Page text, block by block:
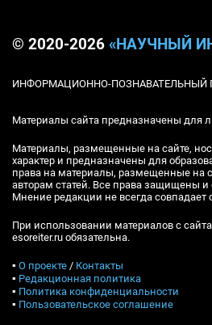
© 2020-2026 «НАУЧНЫЙ
ИНФОРМАЦИОННО-ПОЗНАВАТЕЛЬНЫЙ
Материалы сайта предназначены для
Материалы, размещенные на сайте,
характер и предназначены для
права на материалы, размещенные на
авторам статей. Все права защищены
Мнение редакции не всегда совпадает
При использовании материалов с
esoreiter.ru обязательна.
▪ О проекте / Контакты
▪ Редакционная политика
▪ Политика конфиденциальности
▪ Пользовательское соглашение